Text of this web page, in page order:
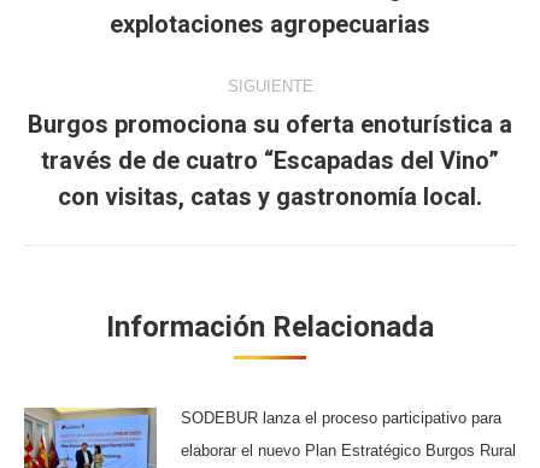
anterior:
explotaciones agropecuarias
SIGUIENTE
Publicación
siguiente:
Burgos promociona su oferta enoturística a
través de de cuatro “Escapadas del Vino”
con visitas, catas y gastronomía local.
Información Relacionada
SODEBUR lanza el proceso participativo para
elaborar el nuevo Plan Estratégico Burgos Rural